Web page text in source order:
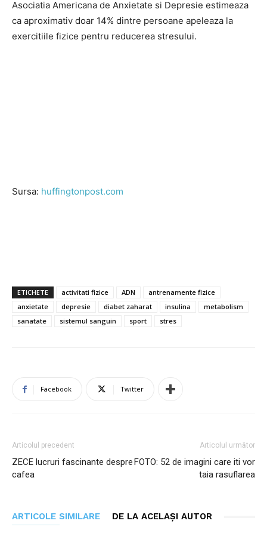
Asociatia Americana de Anxietate si Depresie estimeaza
ca aproximativ doar 14% dintre persoane apeleaza la
exercitiile fizice pentru reducerea stresului.
Sursa: huffingtonpost.com
ETICHETE activitati fizice ADN
antrenamente fizice
anxietate
depresie diabet zaharat insulina
metabolism
sanatate
sistemul sanguin sport stres
Facebook Twitter
Articolul precedent
ZECE lucruri fascinante despre
cafea
Articolul următor
FOTO: 52 de imagini care iti vor
taia rasuflarea
ARTICOLE SIMILARE DE LA ACELAȘI AUTOR